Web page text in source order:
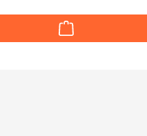
um die Anzahl